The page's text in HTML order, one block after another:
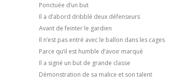
Ponctuée d’un but
Il a d’abord dribblé deux défenseurs
Avant de feinter le gardien
Il n’est pas entré avec le ballon dans les cages
Parce qu’il est humble d’avoir marqué
Il a signé un but de grande classe
Démonstration de sa malice et son talent